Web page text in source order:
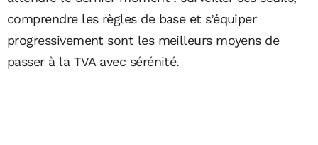
comprendre les règles de base et s’équiper
progressivement sont les meilleurs moyens de
passer à la TVA avec sérénité.